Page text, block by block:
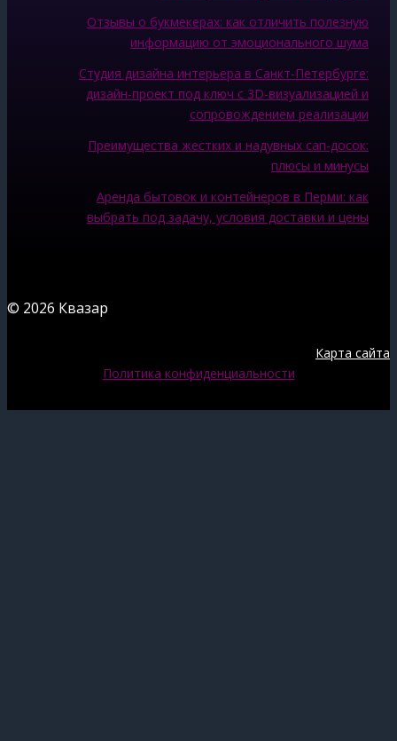
Отзывы о букмекерах: как отличить полезную
информацию от эмоционального шума
Студия дизайна интерьера в Санкт-Петербурге:
дизайн-проект под ключ с 3D-визуализацией и
сопровождением реализации
Преимущества жестких и надувных сап-досок:
плюсы и минусы
Аренда бытовок и контейнеров в Перми: как
выбрать под задачу, условия доставки и цены
© 2026 Квазар
Карта сайта
Политика конфиденциальности